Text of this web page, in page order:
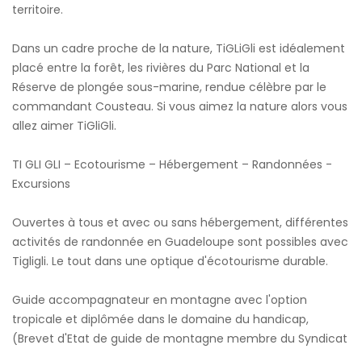
territoire.
Dans un cadre proche de la nature, TiGLiGli est idéalement
placé entre la forêt, les rivières du Parc National et la
Réserve de plongée sous-marine, rendue célèbre par le
commandant Cousteau. Si vous aimez la nature alors vous
allez aimer TiGliGli.
TI GLI GLI – Ecotourisme – Hébergement – Randonnées -
Excursions
Ouvertes à tous et avec ou sans hébergement, différentes
activités de randonnée en Guadeloupe sont possibles avec
Tigligli. Le tout dans une optique d'écotourisme durable.
Guide accompagnateur en montagne avec l'option
tropicale et diplômée dans le domaine du handicap,
(Brevet d'Etat de guide de montagne membre du Syndicat